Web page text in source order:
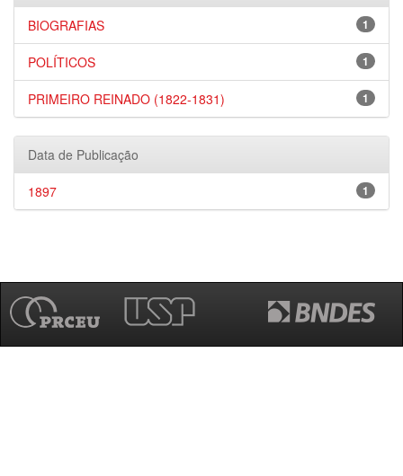
1
BIOGRAFIAS
1
POLÍTICOS
1
PRIMEIRO REINADO (1822-1831)
Data de Publicação
1
1897